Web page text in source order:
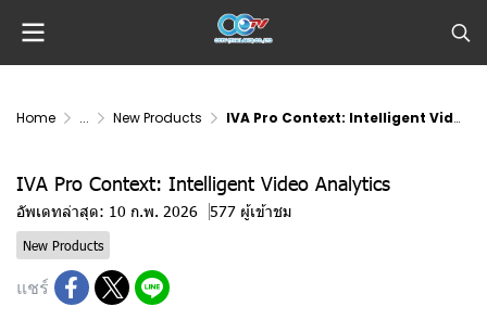
Home ... New Products IVA Pro Context: Intelligent Video Analytics
IVA Pro Context: Intelligent Video Analytics
อัพเดทล่าสุด: 10 ก.พ. 2026 577 ผู้เข้าชม
New Products
แชร์